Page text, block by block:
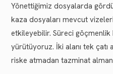
Yönettiğimiz dosyalarda
kaza dosyaları mevcut
etkileyebilir. Süreci göçmenlik
yürütüyoruz. İki alanı tek
riske atmadan tazminat